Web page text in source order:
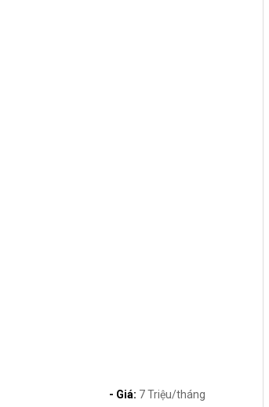
- Giá: 7 Triệu/tháng